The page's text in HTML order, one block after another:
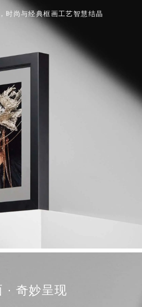
时尚与经典框画工艺智慧结晶
· 奇妙呈现